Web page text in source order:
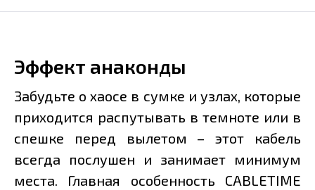
Эффект анаконды
Забудьте о хаосе в сумке и узлах, которые
приходится распутывать в темноте или в
спешке перед вылетом – этот кабель
всегда послушен и занимает минимум
места. Главная особенность CABLETIME